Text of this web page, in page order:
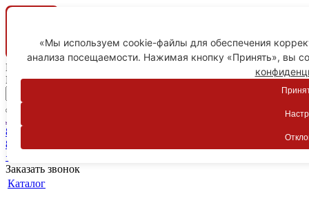
Ваш город
Пятигорск
Личный кабинет
8-800-775-59-89
8-800-775-59-89
+7 918 754-83-77
Заказать звонок
Каталог
«Мы используем cookie-файлы для обеспечения
анализа посещаемости. Нажимая кнопку «Принять», вы